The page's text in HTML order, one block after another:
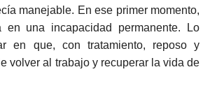
manejable. En ese primer momento,
en una incapacidad permanente. Lo
en que, con tratamiento, reposo y
volver al trabajo y recuperar la vida de